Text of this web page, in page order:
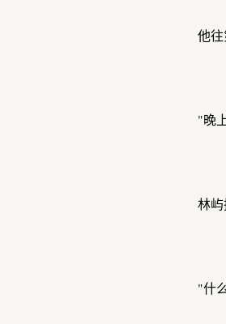
他
"晚
林
"什